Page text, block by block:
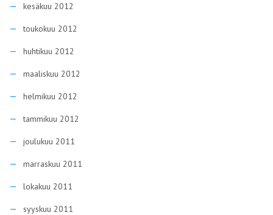
kesäkuu 2012
toukokuu 2012
huhtikuu 2012
maaliskuu 2012
helmikuu 2012
tammikuu 2012
joulukuu 2011
marraskuu 2011
lokakuu 2011
syyskuu 2011